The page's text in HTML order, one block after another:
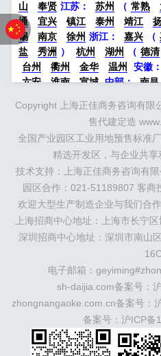
山
奉贤 江苏： 苏州 （ 常熟
通
宜兴 镇江 泰州 靖江
锡
南京 徐州 浙江： 嘉兴 （
盐
秀洲 ） 杭州 湖州 （ 德清
台州
衢州 金华 温州 安徽：
六安
淮南 宣城 中部： 南昌
鲁：
北京 天津 廊坊 （ 固安
涿州 涞水 ） 太
绵阳
石家庄 沧州 唐山 潍
珠三角： 广州 东莞 江门 惠
福建： 福州 漳州 泉州 龙岩
阳
大连 海外园区： 印尼 泰
亚
新加坡 墨西哥 荷兰 美
科
华夏幸福 联东U谷 万洋
400-0123-021
Copyright 上海正佳商务咨询有限
售代建定造
全国产业园区工业用地预售标准
精选开发区，与企业共
技术支持：上海正佳商务咨询有
园区合作：021-51189807 客商
欢迎大型生产制造企业与我们合
上海招商中心地址：上海市长宁
深圳招商中心地址：深圳市南山
电子邮箱：
sh-daijia.com备案号：
zhongnangaoke.com.cn备案号：
备案号： 沪ICP备